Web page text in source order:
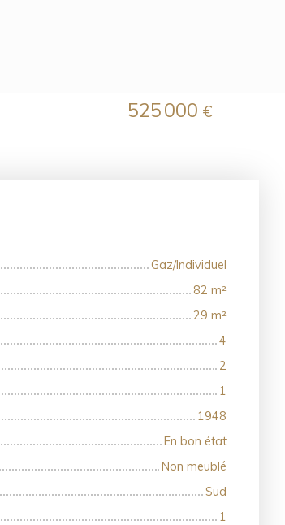
525 000 €
Gaz/Individuel
82 m²
29 m²
4
2
1
1948
En bon état
Non meublé
Sud
1